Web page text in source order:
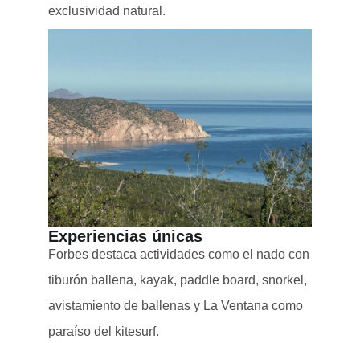
exclusividad natural.
Experiencias únicas
Forbes destaca actividades como el nado con
tiburón ballena, kayak, paddle board, snorkel,
avistamiento de ballenas y La Ventana como
paraíso del kitesurf.